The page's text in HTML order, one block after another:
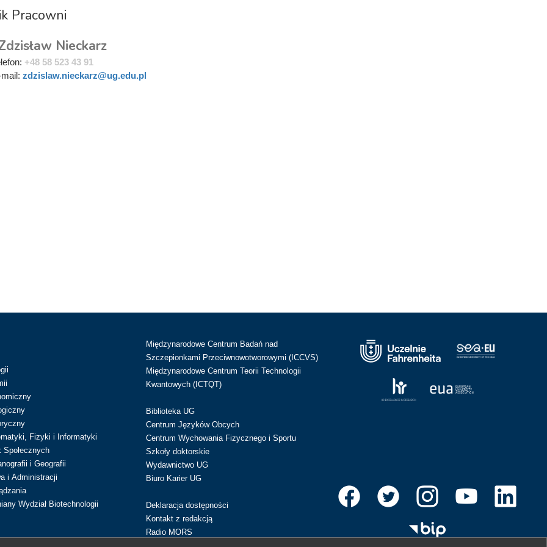
Pracowni
Nieckarz
+48 58 523 43 91
zdzislaw.nieckarz@ug.edu.pl
Fizyki i Informatyki
Społecznych
i Geografii
i Administracji
Wydział Biotechnologii
Międzynarodowe Centrum Badań nad
Szczepionkami Przeciwnowotworowymi (ICCVS)
Międzynarodowe Centrum Teorii Technologii
Kwantowych (ICTQT)
Biblioteka UG
Centrum Języków Obcych
Centrum Wychowania Fizycznego i Sportu
Szkoły doktorskie
Wydawnictwo UG
Biuro Karier UG
Deklaracja dostępności
Kontakt z redakcją
Radio MORS